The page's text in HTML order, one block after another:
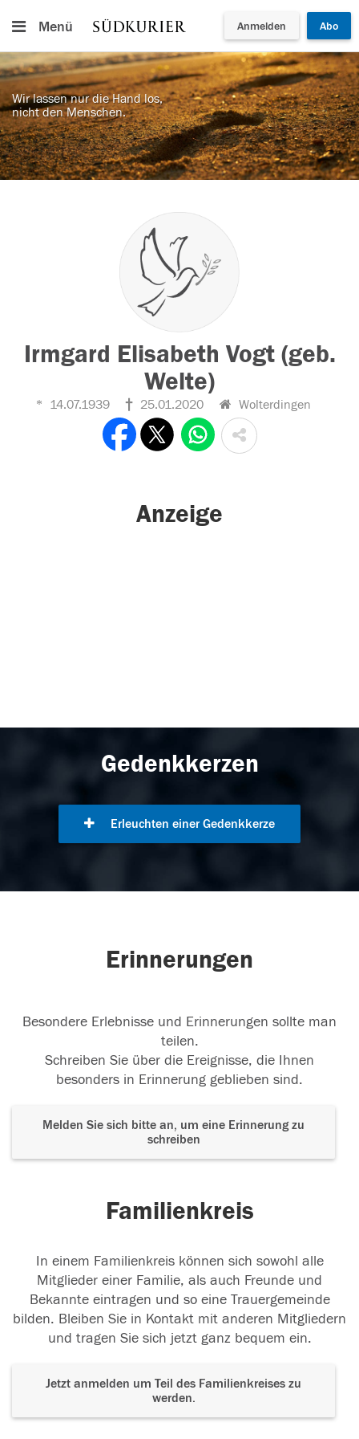
Menü Anmelden Abo
Wir lassen nur die Hand los,
nicht den Menschen.
Irmgard Elisabeth Vogt (geb.
Welte)
14.07.1939 25.01.2020 Wolterdingen
Anzeige
Gedenkkerzen
Erleuchten einer Gedenkkerze
Erinnerungen
Besondere Erlebnisse und Erinnerungen sollte man
teilen.
Schreiben Sie über die Ereignisse, die Ihnen
besonders in Erinnerung geblieben sind.
Melden Sie sich bitte an, um eine Erinnerung zu
schreiben
Familienkreis
In einem Familienkreis können sich sowohl alle
Mitglieder einer Familie, als auch Freunde und
Bekannte eintragen und so eine Trauergemeinde
bilden. Bleiben Sie in Kontakt mit anderen Mitgliedern
und tragen Sie sich jetzt ganz bequem ein.
Jetzt anmelden um Teil des Familienkreises zu
werden.